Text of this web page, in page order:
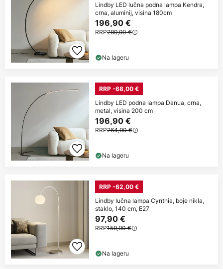
Lindby LED lučna podna lampa Kendra,
crna, aluminij, visina 180cm
196,90 €
RRP289,90 €
Na lageru
RRP -68,00 €
Lindby LED podna lampa Danua, crna,
metal, visina 200 cm
196,90 €
RRP264,90 €
Na lageru
RRP -62,00 €
Lindby lučna lampa Cynthia, boje nikla,
staklo, 140 cm, E27
97,90 €
RRP159,90 €
Na lageru